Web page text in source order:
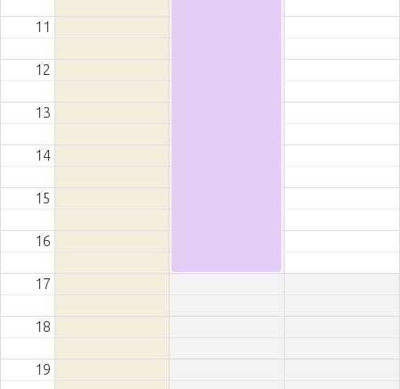
11
12
13
14
15
16
17
18
19